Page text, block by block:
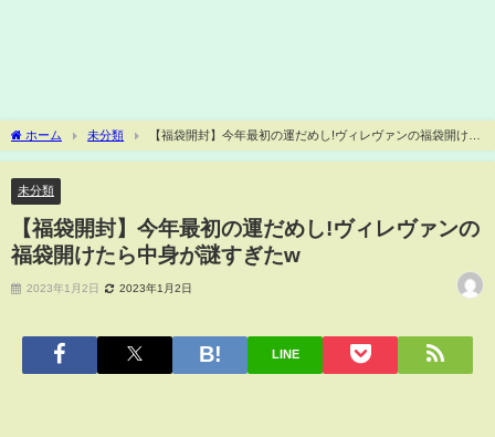
ホーム 未分類
【福袋開封】今年最初の運だめし!ヴィレヴァンの福袋開けた
ら中身が謎すぎたw
未分類
【福袋開封】今年最初の運だめし!ヴィレヴァンの
福袋開けたら中身が謎すぎたw
2023年1月2日 2023年1月2日
LINE